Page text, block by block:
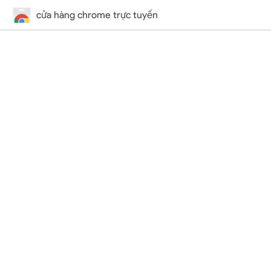
cửa hàng chrome trực tuyến